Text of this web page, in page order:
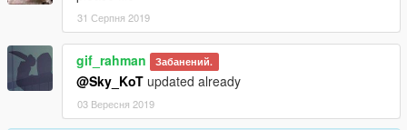
31 Серпня 2019
gif_rahman Забанений.
@Sky_KoT updated already
03 Вересня 2019